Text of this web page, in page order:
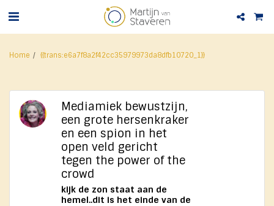
Home {{trans:e6a7f8a2f42cc35979973da8dfb10720_1}}
Mediamiek bewustzijn,
een grote hersenkraker
en een spion in het
open veld gericht
tegen the power of the
crowd
kijk de zon staat aan de
hemel..dit is het einde van de